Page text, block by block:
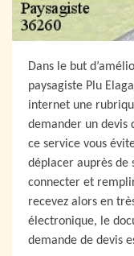
Dans le but
paysagiste Plu
internet une
demander un devis
ce service vous
déplacer auprès de
connecter et
recevez alors en
électronique, le
demande de devis